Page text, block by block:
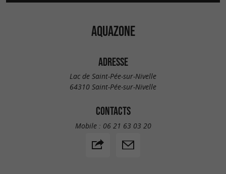
AQUAZONE
ADRESSE
Lac de Saint-Pée-sur-Nivelle
64310 Saint-Pée-sur-Nivelle
CONTACTS
Mobile : 06 21 63 03 20